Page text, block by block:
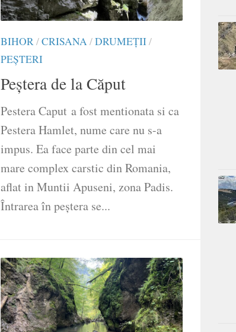
BIHOR/CRISANA/DRUMEŢII/
PEȘTERI
Peștera de la Căput
Pestera Caput a fost mentionata si ca
Pestera Hamlet, nume care nu s-a
impus. Ea face parte din cel mai
mare complex carstic din Romania,
aflat in Muntii Apuseni, zona Padis.
Întrarea în peștera se...